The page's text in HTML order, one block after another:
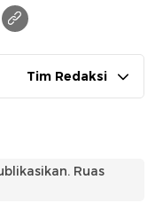
Tim Redaksi
Ruas